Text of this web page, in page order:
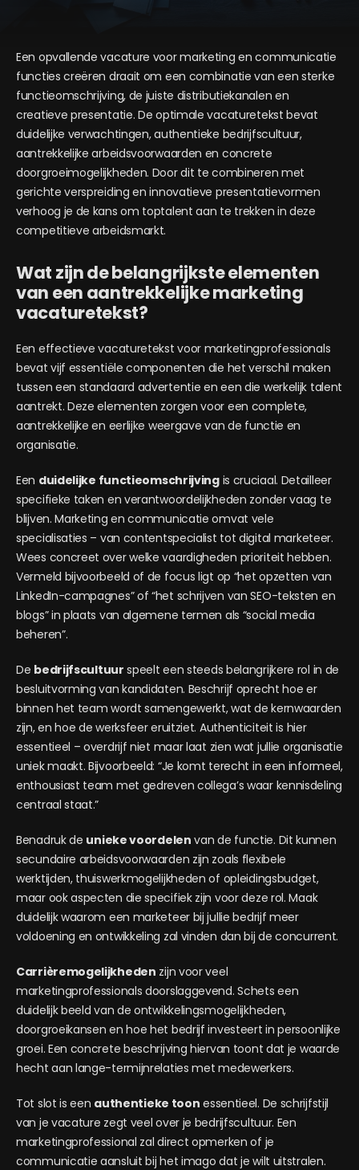
Een opvallende vacature voor marketing en communicatie
functies creëren draait om een combinatie van een sterke
functieomschrijving, de juiste distributiekanalen en
creatieve presentatie. De optimale vacaturetekst bevat
duidelijke verwachtingen, authentieke bedrijfscultuur,
aantrekkelijke arbeidsvoorwaarden en concrete
doorgroeimogelijkheden. Door dit te combineren met
gerichte verspreiding en innovatieve presentatievormen
verhoog je de kans om toptalent aan te trekken in deze
competitieve arbeidsmarkt.
Wat zijn de belangrijkste elementen
van een aantrekkelijke marketing
vacaturetekst?
Een effectieve vacaturetekst voor marketingprofessionals
bevat vijf essentiële componenten die het verschil maken
tussen een standaard advertentie en een die werkelijk talent
aantrekt. Deze elementen zorgen voor een complete,
aantrekkelijke en eerlijke weergave van de functie en
organisatie.
Een duidelijke functieomschrijvingis cruciaal. Detailleer
specifieke taken en verantwoordelijkheden zonder vaag te
blijven. Marketing en communicatie omvat vele
specialisaties – van contentspecialist tot digital marketeer.
Wees concreet over welke vaardigheden prioriteit hebben.
Vermeld bijvoorbeeld of de focus ligt op “het opzetten van
LinkedIn-campagnes” of “het schrijven van SEO-teksten en
blogs” in plaats van algemene termen als “social media
beheren”.
De bedrijfscultuur speelt een steeds belangrijkere rol in de
besluitvorming van kandidaten. Beschrijf oprecht hoe er
binnen het team wordt samengewerkt, wat de kernwaarden
zijn, en hoe de werksfeer eruitziet. Authenticiteit is hier
essentieel – overdrijf niet maar laat zien wat jullie organisatie
uniek maakt. Bijvoorbeeld: “Je komt terecht in een informeel,
enthousiast team met gedreven collega’s waar kennisdeling
centraal staat.”
Benadruk de unieke voordelen van de functie. Dit kunnen
secundaire arbeidsvoorwaarden zijn zoals flexibele
werktijden, thuiswerkmogelijkheden of opleidingsbudget,
maar ook aspecten die specifiek zijn voor deze rol. Maak
duidelijk waarom een marketeer bij jullie bedrijf meer
voldoening en ontwikkeling zal vinden dan bij de concurrent.
Carrièremogelijkheden zijn voor veel
marketingprofessionals doorslaggevend. Schets een
duidelijk beeld van de ontwikkelingsmogelijkheden,
doorgroeikansen en hoe het bedrijf investeert in persoonlijke
groei. Een concrete beschrijving hiervan toont dat je waarde
hecht aan lange-termijnrelaties met medewerkers.
Tot slot is een authentieke toon essentieel. De schrijfstijl
van je vacature zegt veel over je bedrijfscultuur. Een
marketingprofessional zal direct opmerken of je
communicatie aansluit bij het imago dat je wilt uitstralen.